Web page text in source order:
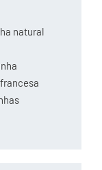
natural